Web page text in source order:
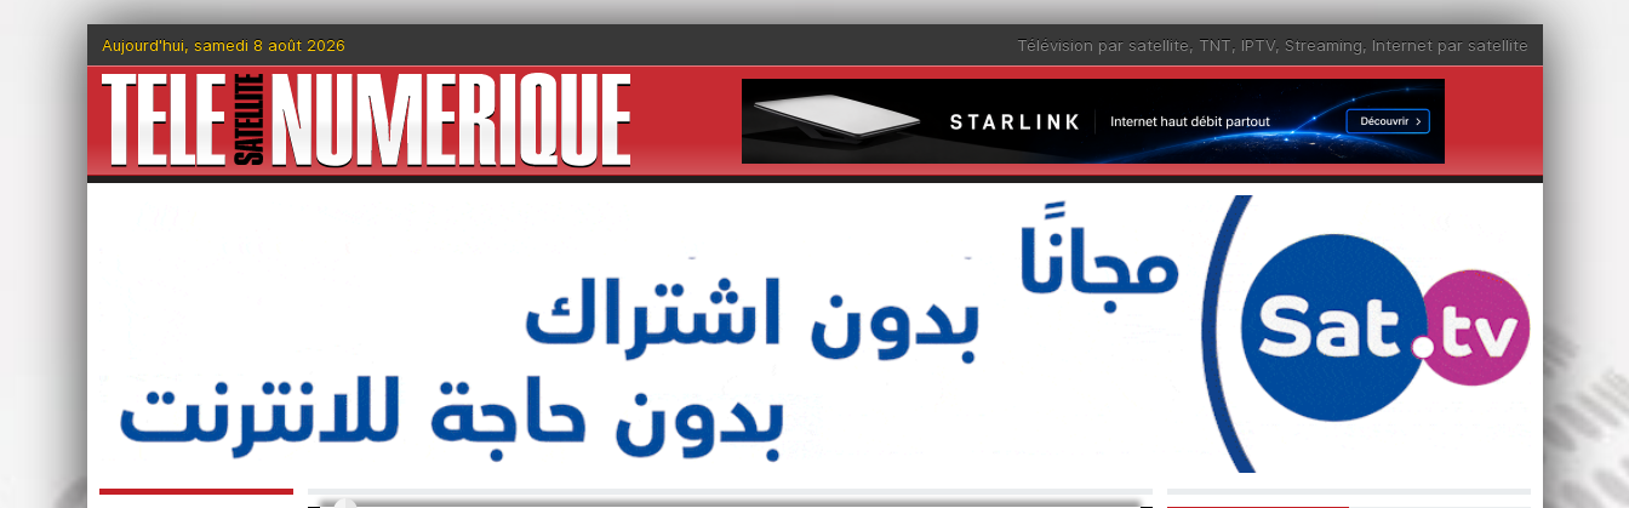
Aujourd'hui, samedi 8 août 2026 Télévision par satellite, TNT, IPTV, Streaming, Internet par satellite